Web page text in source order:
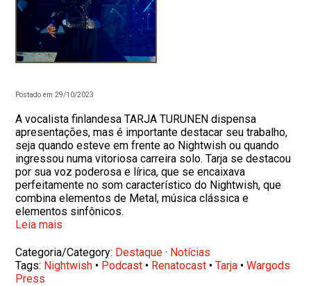
Postado em 29/10/2023
A vocalista finlandesa TARJA TURUNEN dispensa
apresentações, mas é importante destacar seu trabalho,
seja quando esteve em frente ao Nightwish ou quando
ingressou numa vitoriosa carreira solo. Tarja se destacou
por sua voz poderosa e lírica, que se encaixava
perfeitamente no som característico do Nightwish, que
combina elementos de Metal, música clássica e
elementos sinfônicos.
Leia mais
Categoria/Category: Destaque · Notícias
Tags: Nightwish • Podcast • Renatocast •Tarja •Wargods
Press